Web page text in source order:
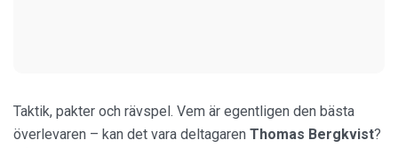
Taktik, pakter och rävspel. Vem är egentligen den bästa
överlevaren – kan det vara deltagaren Thomas Bergkvist?